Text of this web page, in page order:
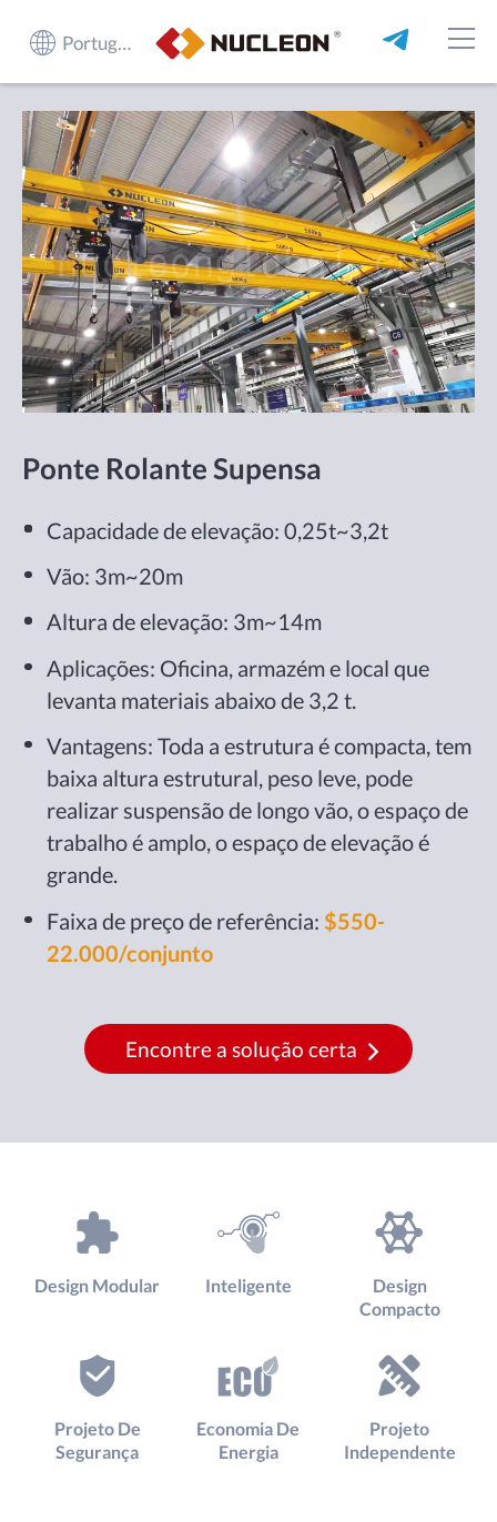
Português do Brasil
Ponte Rolante Supensa
Capacidade de elevação: 0,25t~3,2t
Vão: 3m~20m
Altura de elevação: 3m~14m
Aplicações: Oficina, armazém e local que
levanta materiais abaixo de 3,2 t.
Vantagens: Toda a estrutura é compacta, tem
baixa altura estrutural, peso leve, pode
realizar suspensão de longo vão, o espaço de
trabalho é amplo, o espaço de elevação é
grande.
Faixa de preço de referência: $550-
22.000/conjunto
Encontre a solução certa
Design Modular Inteligente
Design
Compacto
Projeto De
Segurança
Economia De
Energia
Projeto
Independente